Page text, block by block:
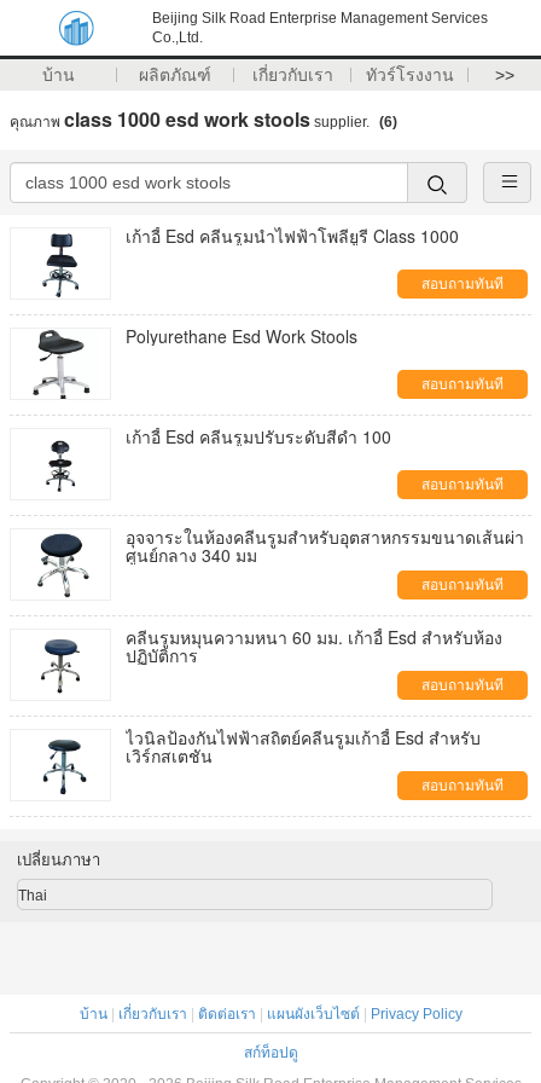
Beijing Silk Road Enterprise Management Services
Co.,Ltd.
บ้าน ผลิตภัณฑ์ เกี่ยวกับเรา ทัวร์โรงงาน >>
คุณภาพ class 1000 esd work stools supplier. (6)
เก้าอี้ Esd คลีนรูมนำไฟฟ้าโพลียูรี Class 1000
สอบถามทันที
Polyurethane Esd Work Stools
สอบถามทันที
เก้าอี้ Esd คลีนรูมปรับระดับสีดำ 100
สอบถามทันที
อุจจาระในห้องคลีนรูมสำหรับอุตสาหกรรมขนาดเส้นผ่า
ศูนย์กลาง 340 มม
สอบถามทันที
คลีนรูมหมุนความหนา 60 มม. เก้าอี้ Esd สำหรับห้อง
ปฏิบัติการ
สอบถามทันที
ไวนิลป้องกันไฟฟ้าสถิตย์คลีนรูมเก้าอี้ Esd สำหรับ
เวิร์กสเตชัน
สอบถามทันที
เปลี่ยนภาษา
Thai
บ้าน| เกี่ยวกับเรา ติดต่อเรา แผนผังเว็บไซต์ Privacy Policy
สก์ท็อปดู